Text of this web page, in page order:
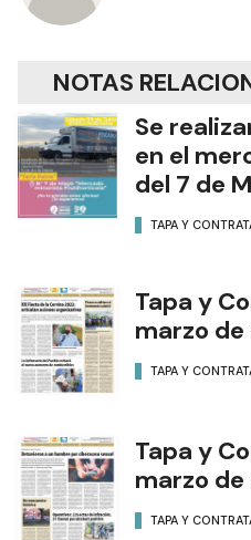
NOTAS
Se
en el
del 7 de
TAPA Y
Tapa y
marzo
TAPA Y
Tapa y
marzo
TAPA Y